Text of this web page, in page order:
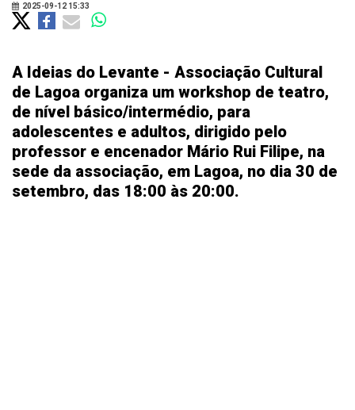
2025-09-12 15:33
A Ideias do Levante - Associação Cultural
de Lagoa organiza um workshop de teatro,
de nível básico/intermédio, para
adolescentes e adultos, dirigido pelo
professor e encenador Mário Rui Filipe, na
sede da associação, em Lagoa, no dia 30 de
setembro, das 18:00 às 20:00.